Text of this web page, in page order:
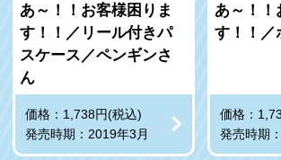
あ～！！お客様困りま
す！！／リール付きパ
スケース／ペンギンさ
ん
価格：1,738円(税込)
発売時期：2019年3月
あ～！！
す！！／
価格：
発売時期